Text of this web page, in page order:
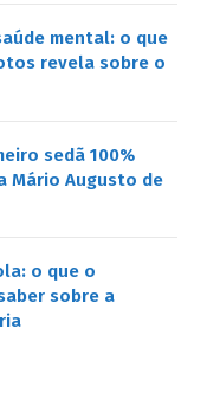
mental: o que
revela sobre o
sedã 100%
Mário Augusto de
o que o
sobre a